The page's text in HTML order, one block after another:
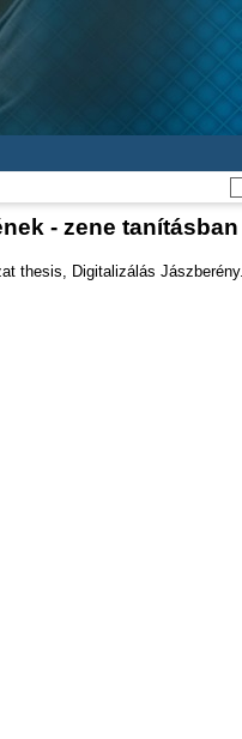
- zene tanításban
thesis, Digitalizálás Jászberény.